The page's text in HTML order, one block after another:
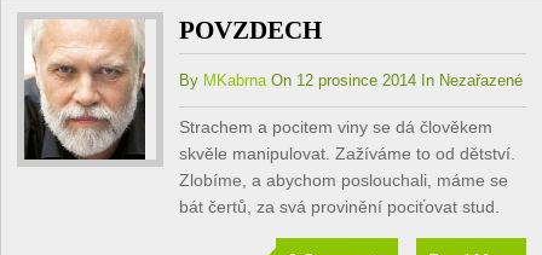
POVZDECH
By MKabrnaOn 12 prosince 2014 In Nezařazené
Strachem a pocitem viny se dá člověkem
skvěle manipulovat. Zažíváme to od dětství.
Zlobíme, a abychom poslouchali, máme se
bát čertů, za svá provinění pociťovat stud.